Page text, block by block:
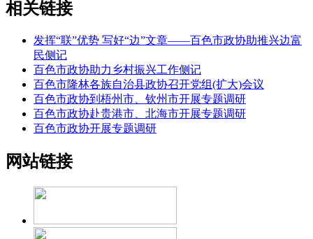
相关链接
发挥“联”优势 写好“边”文章——百色市政协助推兴边富
民侧记
百色市政协助力乡村振兴工作侧记
百色市隆林各族自治县政协召开党组(扩大)会议
百色市政协到梧州市、钦州市开展专题调研
百色市政协赴贵港市、北海市开展专题调研
百色市政协开展专题调研
网站链接